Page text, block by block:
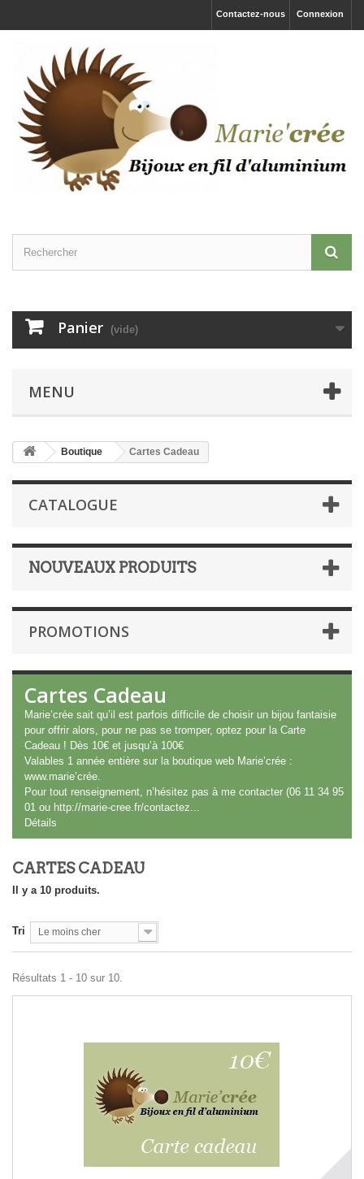
Connexion
Contactez-nous
Panier (vide)
MENU
Boutique Cartes Cadeau
CATALOGUE
NOUVEAUX PRODUITS
PROMOTIONS
Cartes Cadeau
Marie’crée sait qu’il est parfois difficile de choisir un bijou fantaisie
pour offrir alors, pour ne pas se tromper, optez pour la Carte
Cadeau ! Dès 10€ et jusqu’à 100€
Valables 1 année entière sur la boutique web Marie’crée :
www.marie’crée.
Pour tout renseignement, n’hésitez pas à me contacter (06 11 34 95
01 ou http://marie-cree.fr/contactez...
Détails
CARTES CADEAU
Il y a 10 produits.
Tri Le moins cher
Résultats 1 - 10 sur 10.